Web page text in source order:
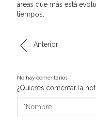
áreas que más está
tiempos.
Anterior
No hay comentarios
¿Quieres comentar la
*Nombre